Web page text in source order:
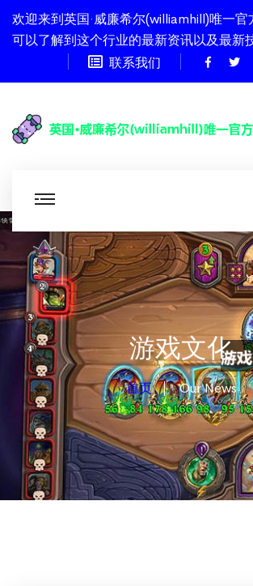
欢迎来到英国·威廉希尔(williamhill)唯一
可以了解到这个行业的最新资讯以及最新
联系我们
游戏文化
首页 Our News